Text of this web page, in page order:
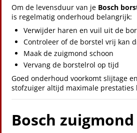
Om de levensduur van je Bosch
is regelmatig onderhoud belangrijk:
Verwijder haren en vuil uit de
Controleer of de borstel vrij kan
Maak de zuigmond schoon
Vervang de borstelrol op tijd
Goed onderhoud voorkomt slijtage
stofzuiger altijd maximale prestaties
Bosch